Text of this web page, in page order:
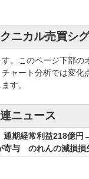
ニカル売買シ
。このページ下部
ャート分析では変
す。
ニュース
通期経常利益218
寄与 のれんの減損損